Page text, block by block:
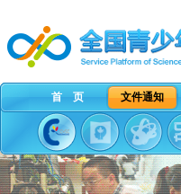
首 页 文件通知